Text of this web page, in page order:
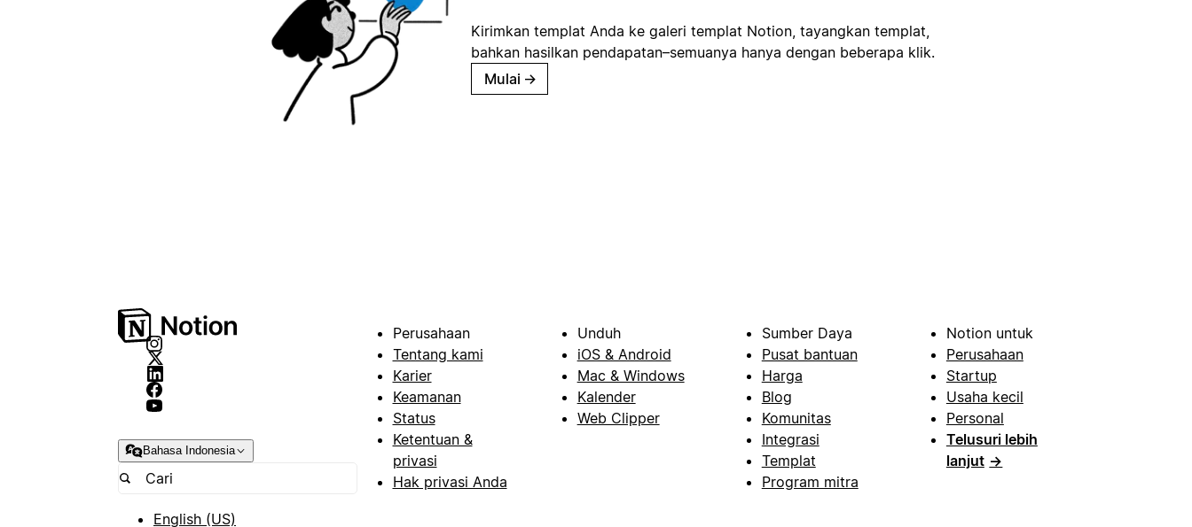
Kirimkan templat Anda ke galeri templat Notion, tayangkan templat,
bahkan hasilkan pendapatan–semuanya hanya dengan beberapa klik.
Mulai →
Bahasa Indonesia
English (US)
Perusahaan
Tentang kami
Karier
Keamanan
Status
Ketentuan &
privasi
Hak privasi Anda
Unduh
iOS & Android
Mac & Windows
Kalender
Web Clipper
Sumber Daya
Pusat bantuan
Harga
Blog
Komunitas
Integrasi
Templat
Program mitra
Notion untuk
Perusahaan
Startup
Usaha kecil
Personal
Telusuri lebih
lanjut →